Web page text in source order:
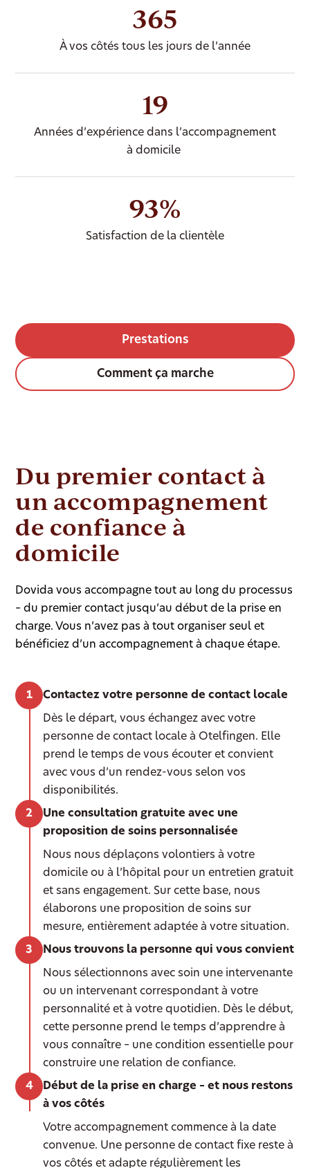
365
À vos côtés tous les jours de l’année
19
Années d’expérience dans l’accompagnement
à domicile
93%
Satisfaction de la clientèle
Prestations
Comment ça marche
Du premier contact à
un accompagnement
de confiance à
domicile
Dovida vous accompagne tout au long du processus
– du premier contact jusqu’au début de la prise en
charge. Vous n’avez pas à tout organiser seul et
bénéficiez d’un accompagnement à chaque étape.
Contactez votre personne de contact locale
Dès le départ, vous échangez avec votre
personne de contact locale à Otelfingen. Elle
prend le temps de vous écouter et convient
avec vous d’un rendez-vous selon vos
disponibilités.
Une consultation gratuite avec une
proposition de soins personnalisée
Nous nous déplaçons volontiers à votre
domicile ou à l’hôpital pour un entretien gratuit
et sans engagement. Sur cette base, nous
élaborons une proposition de soins sur
mesure, entièrement adaptée à votre situation.
Nous trouvons la personne qui vous convient
Nous sélectionnons avec soin une intervenante
ou un intervenant correspondant à votre
personnalité et à votre quotidien. Dès le début,
cette personne prend le temps d’apprendre à
vous connaître – une condition essentielle pour
construire une relation de confiance.
Début de la prise en charge – et nous restons
à vos côtés
Votre accompagnement commence à la date
convenue. Une personne de contact fixe reste à
vos côtés et adapte régulièrement les